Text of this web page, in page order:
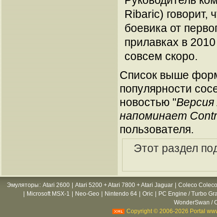
Ribaric) говорит,
боевика от
прилавках в
совсем скоро.
Список выше
популярности
новостью "Версия
напоминает
пользователя.
Этот раздел
Эмуляторы : Atari 2600 Atari 5200 + Atari 7800 + Atari Jaguar
Coleco
Microsoft MSX-1 Neo-Geo Nintendo 64 Oric
PC Engine / Turbo
WonderSwan /
Copyright © 2006-2026 Portal